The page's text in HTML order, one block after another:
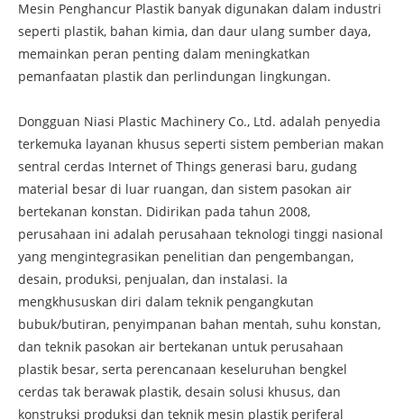
Mesin Penghancur Plastik banyak digunakan dalam industri
seperti plastik, bahan kimia, dan daur ulang sumber daya,
memainkan peran penting dalam meningkatkan
pemanfaatan plastik dan perlindungan lingkungan.
Dongguan Niasi Plastic Machinery Co., Ltd. adalah penyedia
terkemuka layanan khusus seperti sistem pemberian makan
sentral cerdas Internet of Things generasi baru, gudang
material besar di luar ruangan, dan sistem pasokan air
bertekanan konstan. Didirikan pada tahun 2008,
perusahaan ini adalah perusahaan teknologi tinggi nasional
yang mengintegrasikan penelitian dan pengembangan,
desain, produksi, penjualan, dan instalasi. Ia
mengkhususkan diri dalam teknik pengangkutan
bubuk/butiran, penyimpanan bahan mentah, suhu konstan,
dan teknik pasokan air bertekanan untuk perusahaan
plastik besar, serta perencanaan keseluruhan bengkel
cerdas tak berawak plastik, desain solusi khusus, dan
konstruksi produksi dan teknik mesin plastik periferal